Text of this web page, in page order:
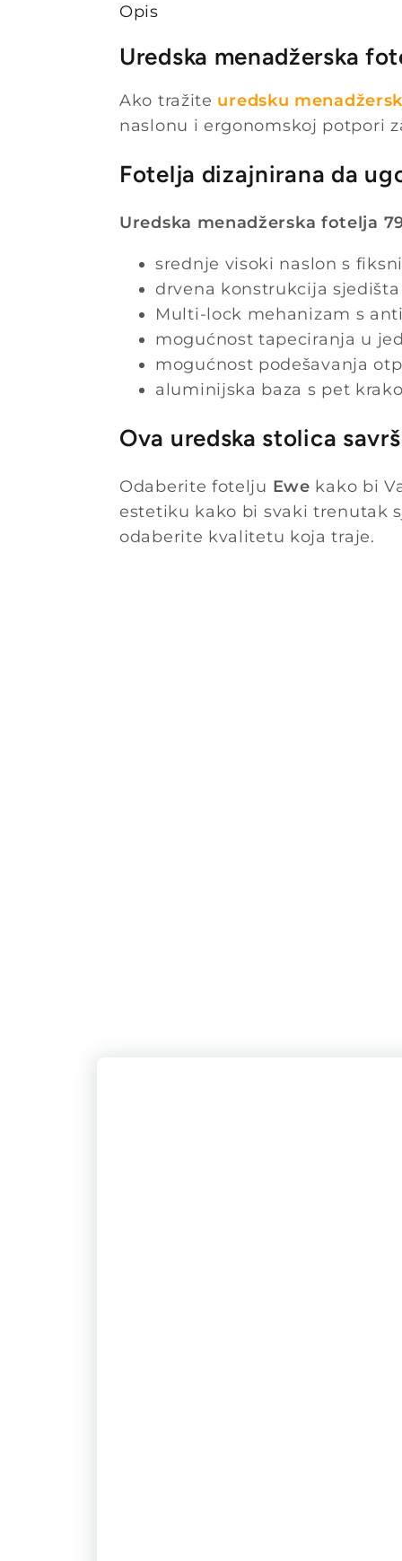
Opis
Uredska menadžerska
Ako tražite uredsku
naslonu i ergonomskoj potpori
Fotelja dizajnirana da
Uredska menadžerska fotelja
srednje visoki naslon s
drvena konstrukcija
Multi-lock mehanizam s
mogućnost tapeciranja u
mogućnost podešavanja
aluminijska baza s pet
Ova uredska stolica
Odaberite fotelju Ewe kako bi
estetiku kako bi svaki trenutak
odaberite kvalitetu koja traje.